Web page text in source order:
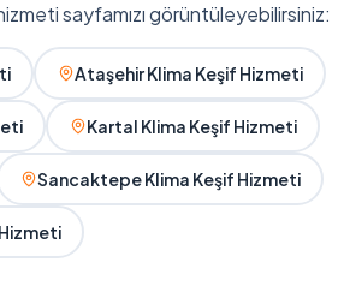
sayfamızı görüntüleyebilirsiniz:
Ataşehir Klima Keşif Hizmeti
Kartal Klima Keşif Hizmeti
Sancaktepe Klima Keşif Hizmeti